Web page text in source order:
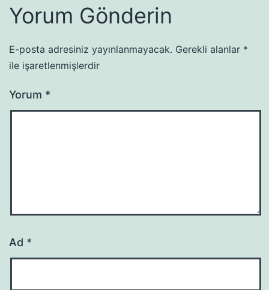
Yorum Gönderin
E-posta adresiniz yayınlanmayacak. Gerekli alanlar *
ile işaretlenmişlerdir
Yorum *
Ad *